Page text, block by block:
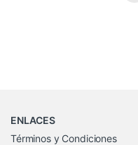
ENLACES
Términos y Condiciones